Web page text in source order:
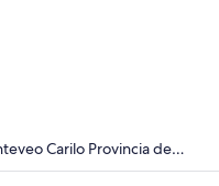
Carilo Provincia de